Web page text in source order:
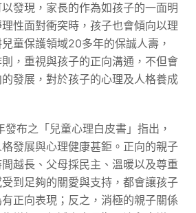
發現，家長的作為如孩子的一面明
性面對衝突時，孩子也會傾向以理
童保護領域20多年的保誠人壽，
，重視與孩子的正向溝通，不但會
發展，對於孩子的心理及人格養成
布之「兒童心理白皮書」指出，
發展與心理健康甚鉅。正向的親子
越長、父母採民主、溫暖以及尊重
到足夠的關愛與支持，都會讓孩子
正向表現；反之，消極的親子關係